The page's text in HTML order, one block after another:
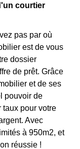
courtier
pas par où
est de vous
dossier
de prêt. Grâce
et de ses
pouvoir de
taux pour votre
Avec
à 950m2, et
réussie !